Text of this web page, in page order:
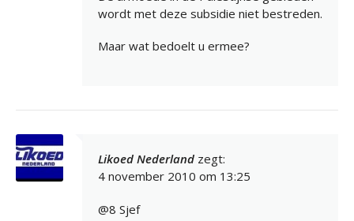
wordt met deze subsidie niet bestreden.
Maar wat bedoelt u ermee?
Likoed Nederland zegt:
4 november 2010 om 13:25
@8 Sjef